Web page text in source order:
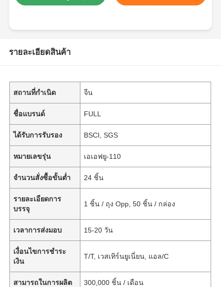
รายละเอียดสินค้า
สถานที่กำเนิด จีน
ชื่อแบรนด์ FULL
ได้รับการรับรอง BSCI, SGS
หมายเลขรุ่น เอเอฟยู-110
จำนวนสั่งซื้อขั้นต่ำ 24 ชิ้น
รายละเอียดการ
บรรจุ
1 ชิ้น / ถุง Opp, 50 ชิ้น / กล่อง
เวลาการส่งมอบ 15-20 วัน
เงื่อนไขการชำระ
เงิน
T/T, เวสเทิร์นยูเนี่ยน, แอล/C
สามารถในการผลิต 300,000 ชิ้น / เดือน